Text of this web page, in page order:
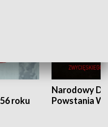
roku
Narodowy
Powstania